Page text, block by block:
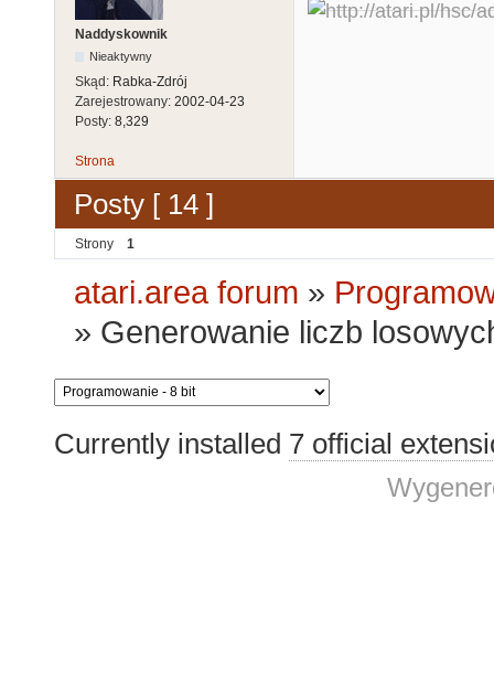
Naddyskownik
Nieaktywny
Skąd: Rabka-Zdrój
Zarejestrowany: 2002-04-23
Posty: 8,329
Strona
Posty [ 14 ]
Strony 1
atari.area forum »
» Generowanie liczb
Currently installed 7 official